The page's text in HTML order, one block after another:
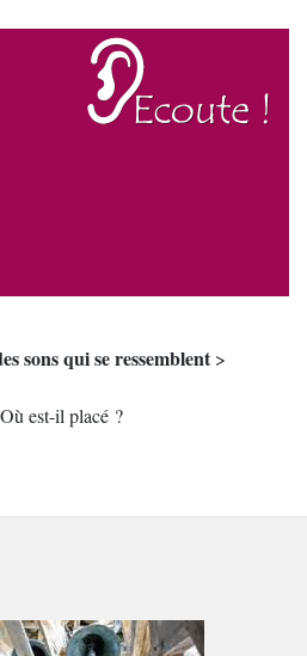
sons qui se ressemblent >
est-il placé ?